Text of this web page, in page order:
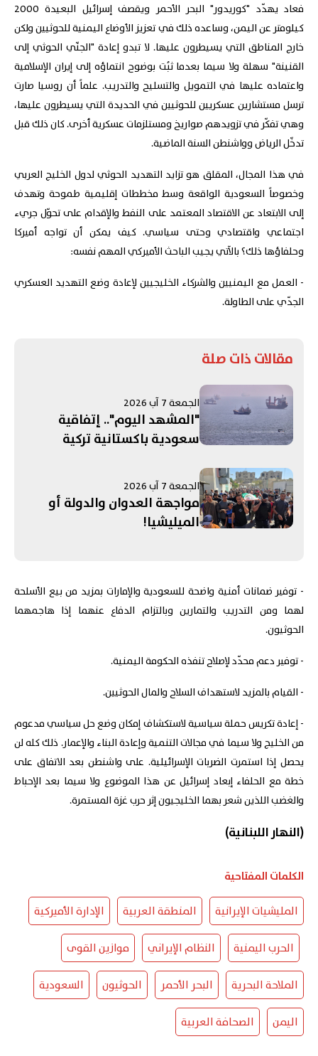
فعاد يهدّد "كوريدور" البحر الأحمر ويقصف إسرائيل البعيدة 2000
كيلومتر عن اليمن، وساعده ذلك في تعزيز الأوضاع اليمنية للحوثيين ولكن
خارج المناطق التي يسيطرون عليها. لا تبدو إعادة "الجنّي الحوثي إلى
القنينة" سهلة ولا سيما بعدما ثبُت بوضوح انتماؤه إلى إيران الإسلامية
واعتماده عليها في التمويل والتسليح والتدريب. علماً أن روسيا صارت
ترسل مستشارين عسكريين للحوثيين في الحديدة التي يسيطرون عليها،
وهي تفكّر في تزويدهم صواريخ ومستلزمات عسكرية أخرى. كان ذلك قبل
تدخّل الرياض وواشنطن السنة الماضية.
في هذا المجال، المقلق هو تزايد التهديد الحوثي لدول الخليج العربي
وخصوصاً السعودية الواقعة وسط مخططات إقليمية طموحة وتهدف
إلى الابتعاد عن الاقتصاد المعتمد على النفط والإقدام على تحوّل جريء
اجتماعي واقتصادي وحتى سياسي. كيف يمكن أن تواجه أميركا
وحلفاؤها ذلك؟ بالآتي يجيب الباحث الأميركي المهم نفسه:
- العمل مع اليمنيين والشركاء الخليجيين لإعادة وضع التهديد العسكري
الجدّي على الطاولة.
مقالات ذات صلة
الجمعة 7 آب 2026
"المشهد اليوم".. إتفاقية
سعودية باكستانية تركية
إيران تستنزف مخزون الأسلحة
الأميركية.. ومفاوضات روما
تنتهي بلا "نتائج حاسمة"
الجمعة 7 آب 2026
مواجهة العدوان والدولة أو
الميليشيا!
- توفير ضمانات أمنية واضحة للسعودية والإمارات بمزيد من بيع الأسلحة
لهما ومن التدريب والتمارين وبالتزام الدفاع عنهما إذا هاجمهما
الحوثيون.
- توفير دعم محدّد لإصلاح تنفذه الحكومة اليمنية.
- القيام بالمزيد لاستهداف السلاح والمال الحوثيين.
- إعادة تكريس حملة سياسية لاستكشاف إمكان وضع حل سياسي مدعوم
من الخليج ولا سيما في مجالات التنمية وإعادة البناء والإعمار. ذلك كله لن
يحصل إذا استمرت الضربات الإسرائيلية. على واشنطن بعد الاتفاق على
خطة مع الحلفاء إبعاد إسرائيل عن هذا الموضوع ولا سيما بعد الإحباط
والغضب اللذين شعر بهما الخليجيون إثر حرب غزة المستمرة.
(النهار اللبنانية)
الكلمات المفتاحية
المليشيات الإيرانية المنطقة العربية الإدارة الأميركية
الحرب اليمنية النظام الإيراني موازين القوى
الملاحة البحرية البحر الأحمر الحوثيون السعودية
اليمن الصحافة العربية